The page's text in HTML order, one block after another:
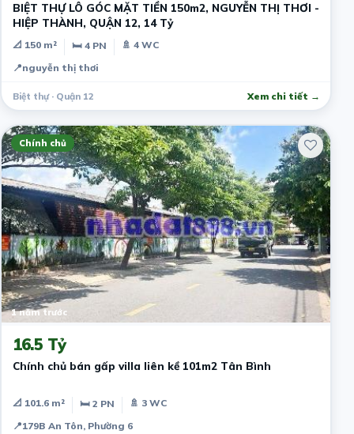
BIỆT THỰ LÔ GÓC MẶT TIỀN 150m2, NGUYỄN THỊ THƠI -
HIỆP THÀNH, QUẬN 12, 14 Tỷ
📐 150 m² 🛏 4 PN
🚿 4 WC
📍nguyễn thị thơi
Biệt thự · Quận 12 Xem chi tiết →
Chính chủ
1 năm trước
16.5 Tỷ
Chính chủ bán gấp villa liên kề 101m2 Tân Bình
📐 101.6 m² 🛏 2 PN
🚿 3 WC
📍179B An Tôn, Phường 6